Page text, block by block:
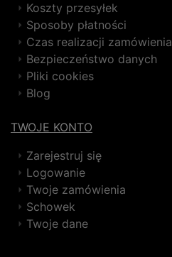
Koszty przesyłek
Sposoby płatności
Czas realizacji zamówienia
Bezpieczeństwo danych
Pliki cookies
Blog
TWOJE KONTO
Zarejestruj się
Logowanie
Twoje zamówienia
Schowek
Twoje dane